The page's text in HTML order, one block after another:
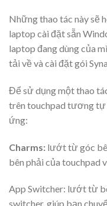
Những thao tác này sẽ
laptop cài đặt sẵn
laptop đang dùng của
tải về và cài đặt gói
Để sử dụng một thao
trên touchpad tương tự
ứng:
Charms: lướt từ góc
bên phải của touchpad
App Switcher: lướt từ
switcher, giúp bạn